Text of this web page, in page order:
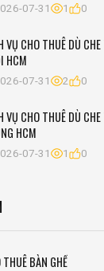
07-31 1 0
VỤ CHO THUÊ DÙ
HCM
07-31 2 0
VỤ CHO THUÊ DÙ
HCM
07-31 1 0
THUÊ BÀN GHẾ